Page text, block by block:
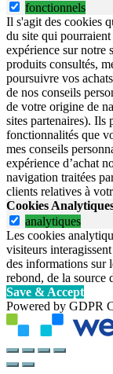
fonctionnels
Il s'agit des cookies
du site qui
expérience sur notre
produits consultés,
poursuivre vos
de nos conseils
de votre origine de
sites partenaires). Ils
fonctionnalités que
mes conseils
expérience d’achat
navigation traitées
clients relatives à
Cookies
analytiques
Les cookies
visiteurs
des informations sur
rebond, de la source
Save & Accept
Powered by GDPR